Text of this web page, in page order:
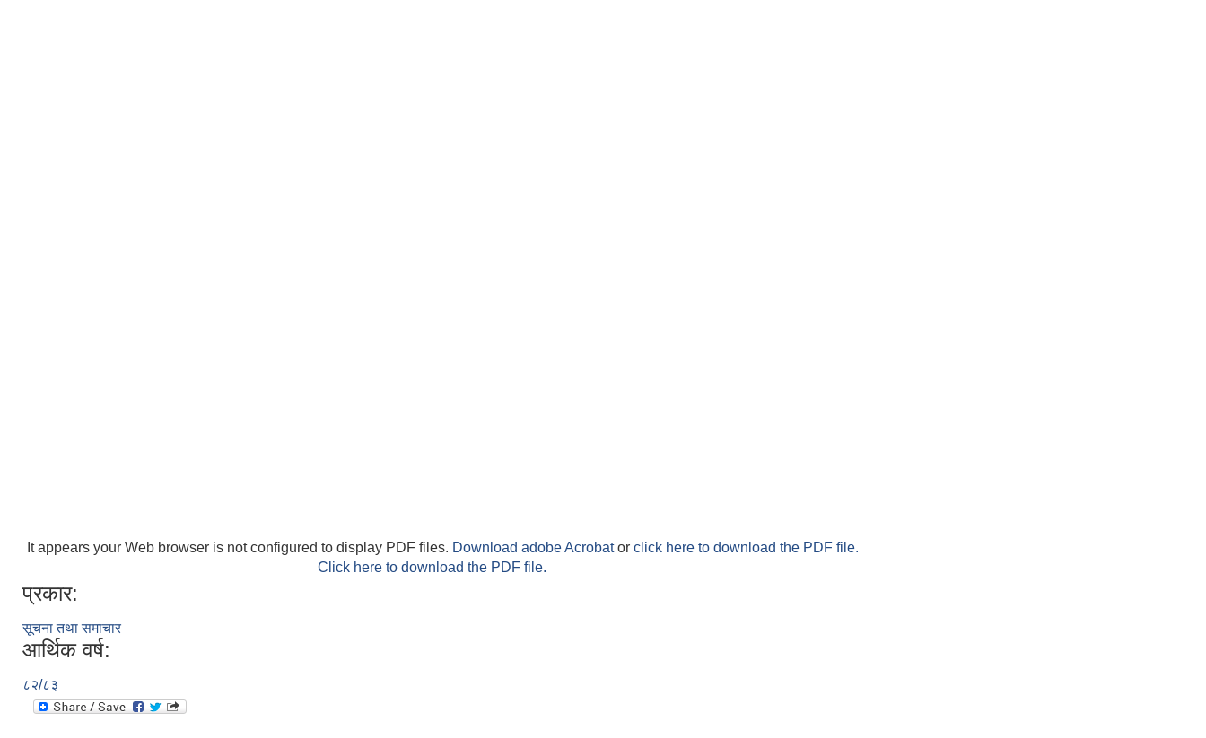
It appears your Web browser is not configured to display PDF files. Download adobe Acrobator click here to download the PDF file.
Click here to download the PDF file.
प्रकार:
सूचना तथा समाचार
आर्थिक वर्ष:
८२/८३